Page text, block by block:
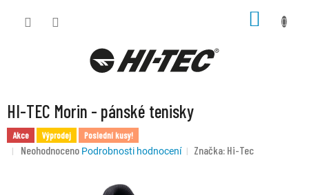
HI-TEC Morin - pánské tenisky
Akce Výprodej Poslední kusy!
Průměrné
Neohodnoceno Podrobnosti hodnocení Značka: Hi-Tec